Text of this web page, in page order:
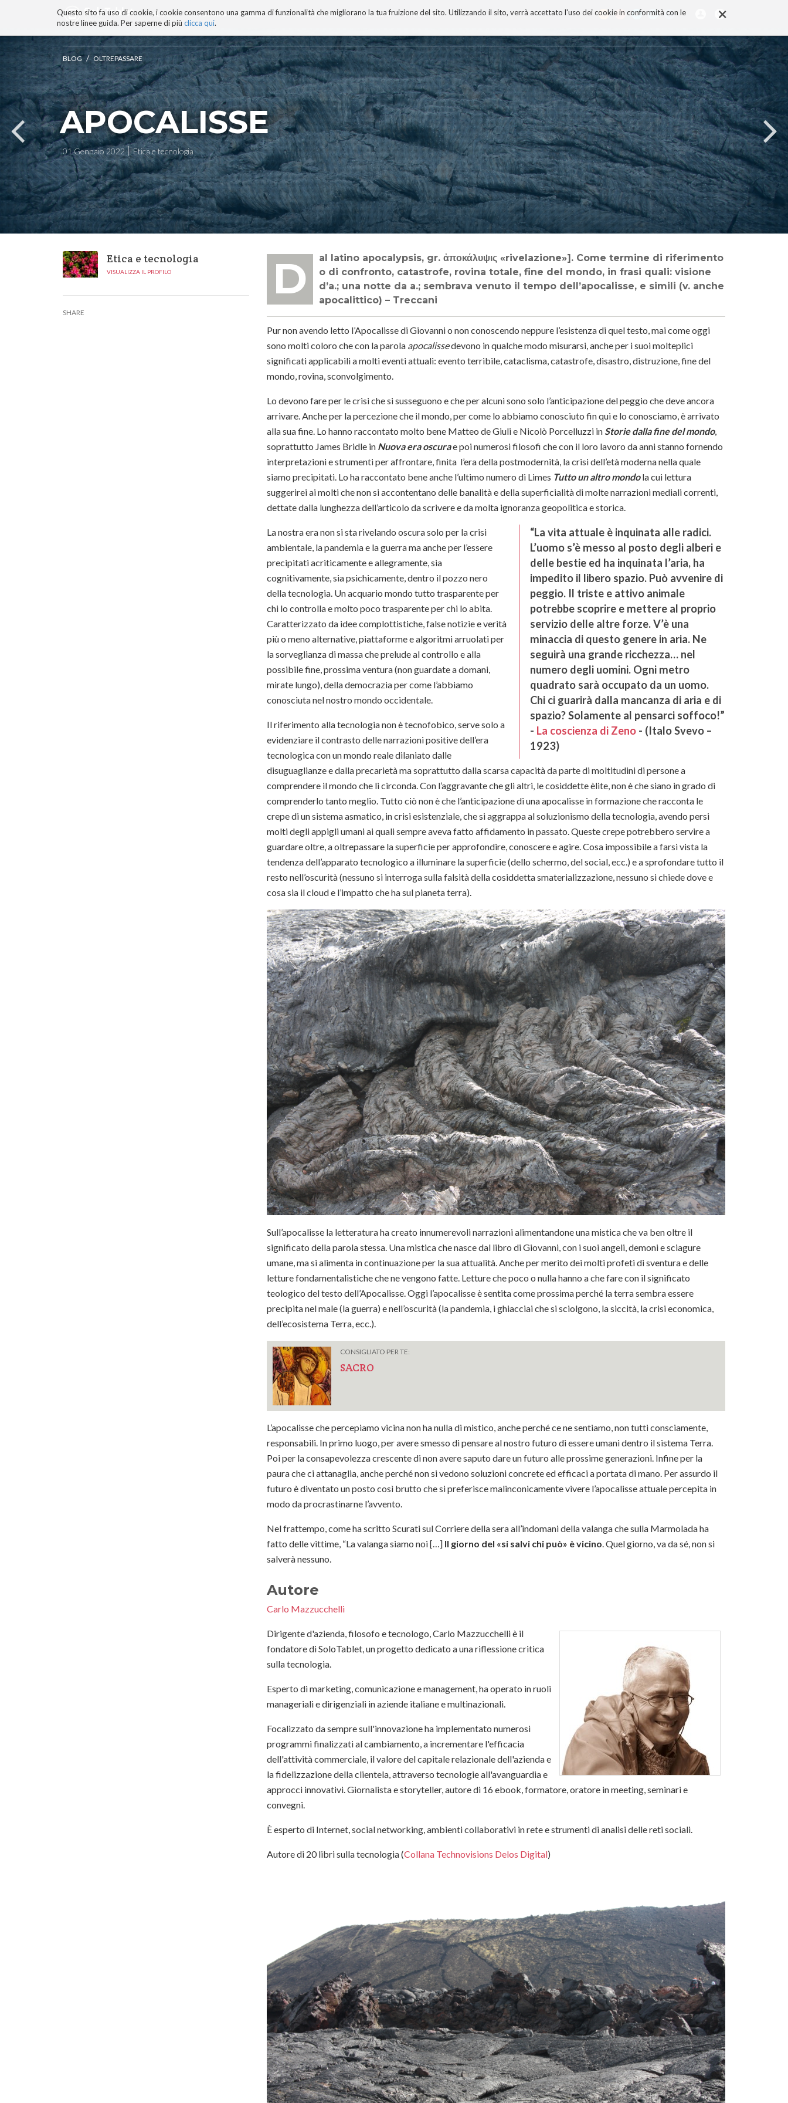
×
Questo sito fa uso di cookie, i cookie consentono una gamma di funzionalità che migliorano la tua fruizione del sito. Utilizzando il sito, verrà accettato l'uso dei cookie in conformità con le
nostre linee guida. Per saperne di più clicca qui.
BLOG TECNOCONSAPEVOLEZZA TECNOBIBLIOGRAFIA I MIEI LIBRI PROGETTO
ai
contenuti.
|
Salta
alla
navigazione
BLOG / OLTREPASSARE
APOCALISSE
01 Gennaio 2022 Etica e tecnologia
Etica e tecnologia
VISUALIZZA IL PROFILO
SHARE
Dal latino apocalypsis, gr. ἀποκάλυψις «rivelazione»]. Come termine di riferimento
o di confronto, catastrofe, rovina totale, fine del mondo, in frasi quali: visione
d’a.; una notte da a.; sembrava venuto il tempo dell’apocalisse, e simili (v. anche
apocalittico) – Treccani
Pur non avendo letto l’Apocalisse di Giovanni o non conoscendo neppure l’esistenza di quel testo, mai come oggi
sono molti coloro che con la parola apocalissedevono in qualche modo misurarsi, anche per i suoi molteplici
significati applicabili a molti eventi attuali: evento terribile, cataclisma, catastrofe, disastro, distruzione, fine del
mondo, rovina, sconvolgimento.
Lo devono fare per le crisi che si susseguono e che per alcuni sono solo l’anticipazione del peggio che deve ancora
arrivare. Anche per la percezione che il mondo, per come lo abbiamo conosciuto fin qui e lo conosciamo, è arrivato
alla sua fine. Lo hanno raccontato molto bene Matteo de Giuli e Nicolò Porcelluzzi in Storie dalla fine del mondo,
soprattutto James Bridle in Nuova era oscurae poi numerosi filosofi che con il loro lavoro da anni stanno fornendo
interpretazioni e strumenti per affrontare, finita l’era della postmodernità, la crisi dell’età moderna nella quale
siamo precipitati. Lo ha raccontato bene anche l’ultimo numero di Limes Tutto un altro mondola cui lettura
suggerirei ai molti che non si accontentano delle banalità e della superficialità di molte narrazioni mediali correnti,
dettate dalla lunghezza dell’articolo da scrivere e da molta ignoranza geopolitica e storica.
“La vita attuale è inquinata alle radici.
L’uomo s’è messo al posto degli alberi e
delle bestie ed ha inquinata l’aria, ha
impedito il libero spazio. Può avvenire di
peggio. Il triste e attivo animale
potrebbe scoprire e mettere al proprio
servizio delle altre forze. V’è una
minaccia di questo genere in aria. Ne
seguirà una grande ricchezza… nel
numero degli uomini. Ogni metro
quadrato sarà occupato da un uomo.
Chi ci guarirà dalla mancanza di aria e di
spazio? Solamente al pensarci soffoco!”
- La coscienza di Zeno - (Italo Svevo –
1923)
La nostra era non si sta rivelando oscura solo per la crisi
ambientale, la pandemia e la guerra ma anche per l’essere
precipitati acriticamente e allegramente, sia
cognitivamente, sia psichicamente, dentro il pozzo nero
della tecnologia. Un acquario mondo tutto trasparente per
chi lo controlla e molto poco trasparente per chi lo abita.
Caratterizzato da idee complottistiche, false notizie e verità
più o meno alternative, piattaforme e algoritmi arruolati per
la sorveglianza di massa che prelude al controllo e alla
possibile fine, prossima ventura (non guardate a domani,
mirate lungo), della democrazia per come l’abbiamo
conosciuta nel nostro mondo occidentale.
Il riferimento alla tecnologia non è tecnofobico, serve solo a
evidenziare il contrasto delle narrazioni positive dell’era
tecnologica con un mondo reale dilaniato dalle
disuguaglianze e dalla precarietà ma soprattutto dalla scarsa capacità da parte di moltitudini di persone a
comprendere il mondo che li circonda. Con l’aggravante che gli altri, le cosiddette èlite, non è che siano in grado di
comprenderlo tanto meglio. Tutto ciò non è che l’anticipazione di una apocalisse in formazione che racconta le
crepe di un sistema asmatico, in crisi esistenziale, che si aggrappa al soluzionismo della tecnologia, avendo persi
molti degli appigli umani ai quali sempre aveva fatto affidamento in passato. Queste crepe potrebbero servire a
guardare oltre, a oltrepassare la superficie per approfondire, conoscere e agire. Cosa impossibile a farsi vista la
tendenza dell’apparato tecnologico a illuminare la superficie (dello schermo, del social, ecc.) e a sprofondare tutto il
resto nell’oscurità (nessuno si interroga sulla falsità della cosiddetta smaterializzazione, nessuno si chiede dove e
cosa sia il cloud e l’impatto che ha sul pianeta terra).
Sull’apocalisse la letteratura ha creato innumerevoli narrazioni alimentandone una mistica che va ben oltre il
significato della parola stessa. Una mistica che nasce dal libro di Giovanni, con i suoi angeli, demoni e sciagure
umane, ma si alimenta in continuazione per la sua attualità. Anche per merito dei molti profeti di sventura e delle
letture fondamentalistiche che ne vengono fatte. Letture che poco o nulla hanno a che fare con il significato
teologico del testo dell’Apocalisse. Oggi l’apocalisse è sentita come prossima perché la terra sembra essere
precipita nel male (la guerra) e nell’oscurità (la pandemia, i ghiacciai che si sciolgono, la siccità, la crisi economica,
dell’ecosistema Terra, ecc.).
CONSIGLIATO PER TE:
SACRO
L’apocalisse che percepiamo vicina non ha nulla di mistico, anche perché ce ne sentiamo, non tutti consciamente,
responsabili. In primo luogo, per avere smesso di pensare al nostro futuro di essere umani dentro il sistema Terra.
Poi per la consapevolezza crescente di non avere saputo dare un futuro alle prossime generazioni. Infine per la
paura che ci attanaglia, anche perché non si vedono soluzioni concrete ed efficaci a portata di mano. Per assurdo il
futuro è diventato un posto così brutto che si preferisce malinconicamente vivere l’apocalisse attuale percepita in
modo da procrastinarne l’avvento.
Nel frattempo, come ha scritto Scurati sul Corriere della sera all’indomani della valanga che sulla Marmolada ha
fatto delle vittime, “La valanga siamo noi […] Il giorno del «si salvi chi può» è vicino. Quel giorno, va da sé, non si
salverà nessuno.
Autore
Carlo Mazzucchelli
Dirigente d'azienda, filosofo e tecnologo, Carlo Mazzucchelli è il
fondatore di SoloTablet, un progetto dedicato a una riflessione critica
sulla tecnologia.
Esperto di marketing, comunicazione e management, ha operato in ruoli
manageriali e dirigenziali in aziende italiane e multinazionali.
Focalizzato da sempre sull'innovazione ha implementato numerosi
programmi finalizzati al cambiamento, a incrementare l'efficacia
dell'attività commerciale, il valore del capitale relazionale dell'azienda e
la fidelizzazione della clientela, attraverso tecnologie all'avanguardia e
approcci innovativi. Giornalista e storyteller, autore di 16 ebook, formatore, oratore in meeting, seminari e
convegni.
È esperto di Internet, social networking, ambienti collaborativi in rete e strumenti di analisi delle reti sociali.
Autore di 20 libri sulla tecnologia (Collana Technovisions Delos Digital)